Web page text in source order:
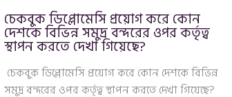
চেকবুক ডিপ্লোমেসি প্রয়োগ করে কোন
দেশকে বিভিন্ন সমুদ্র বন্দরের ওপর কর্তৃত্ব
স্থাপন করতে দেখা গিয়েছে?
চেকবুক ডিপ্লোমেসি প্রয়োগ করে কোন দেশকে বিভিন্ন
সমুদ্র বন্দরের ওপর কর্তৃত্ব স্থাপন করতে দেখা গিয়েছে?